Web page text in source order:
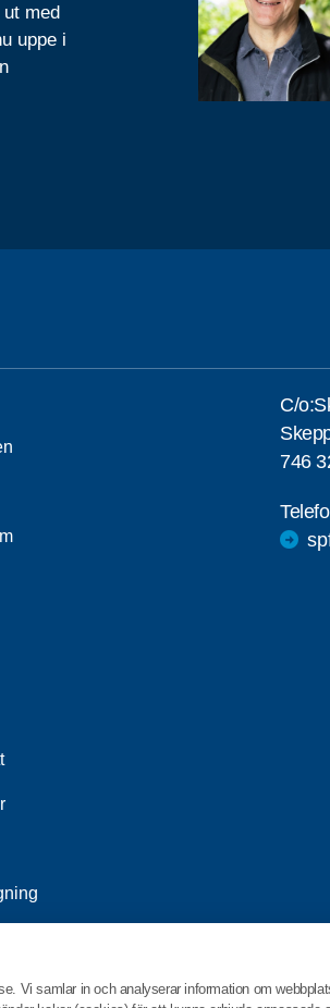
Vi samlar in och analyserar information om
med
uppe i
C/
746